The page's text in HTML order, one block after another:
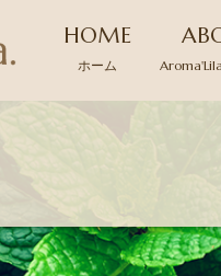
HOME
ホーム